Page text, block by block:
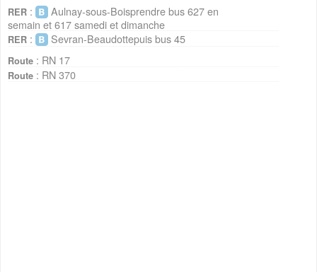
RER :
Aulnay-sous-Boisprendre bus 627 en
semain et 617 samedi et dimanche
RER : Sevran-Beaudottepuis bus 45
Route : RN 17
Route : RN 370